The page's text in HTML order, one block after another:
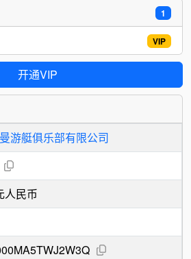
1
VIP
开通VIP
游艇俱乐部有限公司
人民币